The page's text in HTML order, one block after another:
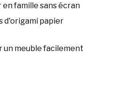
en famille sans écran
d'origami papier
meuble facilement